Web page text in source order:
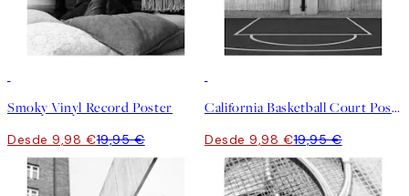
Smoky Vinyl Record Poster
Desde 9,98 €19,95 €
California Basketball Court Poster
Desde 9,98 €19,95 €